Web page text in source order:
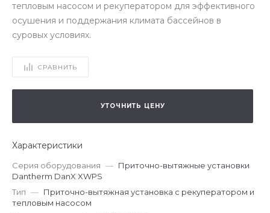
тепловым насосом и рекуператором для эффективного
осушения и поддержания климата бассейнов в
суровых условиях.
СРАВНИТЬ
УТОЧНИТЬ ЦЕНУ
Характеристики
Серия оборудования — Приточно-вытяжные установки
Dantherm DanX XWPS
Тип — Приточно-вытяжная установка с рекуператором и
тепловым насосом